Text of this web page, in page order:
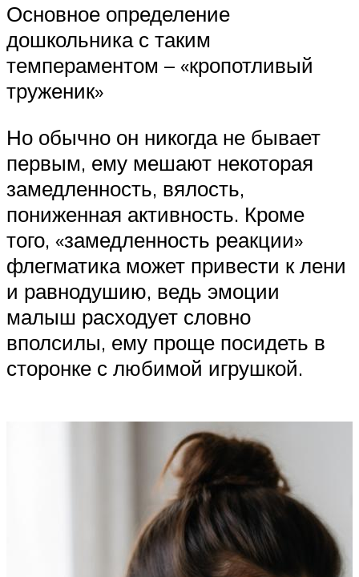
Основное определение
дошкольника с таким
темпераментом – «кропотливый
труженик»
Но обычно он никогда не бывает
первым, ему мешают некоторая
замедленность, вялость,
пониженная активность. Кроме
того, «замедленность реакции»
флегматика может привести к лени
и равнодушию, ведь эмоции
малыш расходует словно
вполсилы, ему проще посидеть в
сторонке с любимой игрушкой.